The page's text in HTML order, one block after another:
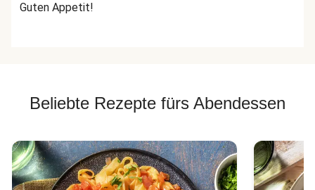
Guten Appetit!
Beliebte Rezepte fürs Abendessen